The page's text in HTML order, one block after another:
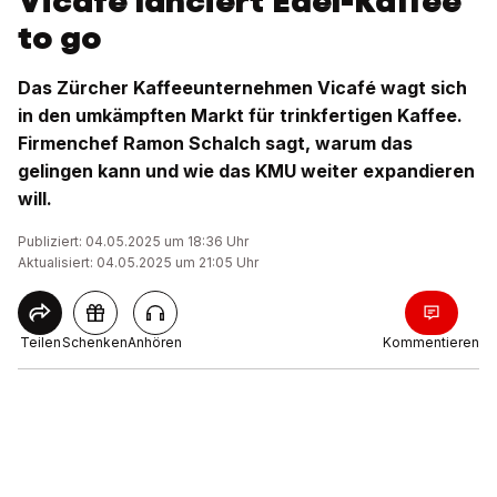
to go
Das Zürcher Kaffeeunternehmen Vicafé wagt sich
in den umkämpften Markt für trinkfertigen Kaffee.
Firmenchef Ramon Schalch sagt, warum das
gelingen kann und wie das KMU weiter expandieren
will.
Publiziert: 04.05.2025 um 18:36 Uhr
Aktualisiert: 04.05.2025 um 21:05 Uhr
TeilenSchenkenAnhören Kommentieren